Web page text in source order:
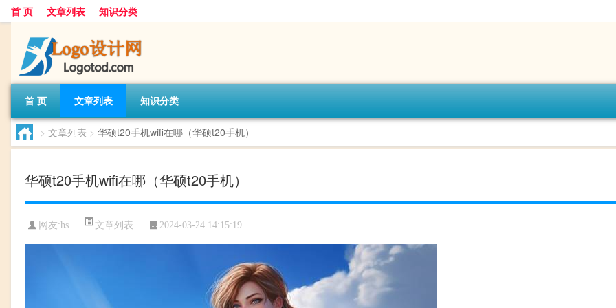
首 页 文章列表 知识分类
首 页 文章列表 知识分类
> 文章列表 > 华硕t20手机wifi在哪（华硕t20手机）
华硕t20手机wifi在哪（华硕t20手机）
网友:hs 文章列表 2024-03-24 14:15:19